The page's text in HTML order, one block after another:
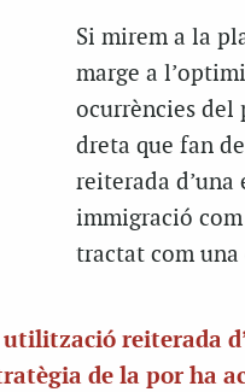
Si mirem a la
marge a
ocurrències del
dreta que fan
reiterada
immigració
tractat com una
utilització reiterada
de la por ha